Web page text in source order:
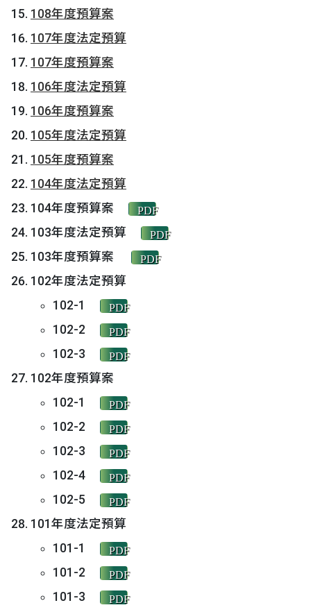
108年度預算案
107年度法定預算
107年度預算案
106年度法定預算
106年度預算案
105年度法定預算
105年度預算案
104年度法定預算
104年度預算案
PDF
103年度法定預算 PDF
103年度預算案 PDF
102年度法定預算
102-1
PDF
102-2 PDF
102-3 PDF
102年度預算案
102-1
PDF
102-2 PDF
102-3 PDF
102-4 PDF
102-5 PDF
101年度法定預算
101-1
PDF
101-2 PDF
101-3 PDF